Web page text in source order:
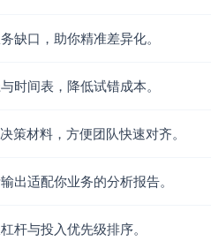
工具）不足（来源：用户提供）
配礼品场景（来源：用户提供）
源：用户提供）
缺口，助你精准差异化。
时间表，降低试错成本。
策材料，方便团队快速对齐。
出适配你业务的分析报告。
杆与投入优先级排序。